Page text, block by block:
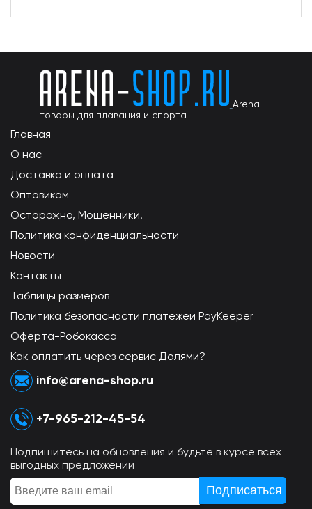
Arena-
товары для плавания и спорта
Главная
О нас
Доставка и оплата
Оптовикам
Осторожно, Мошенники!
Политика конфиденциальности
Новости
Контакты
Таблицы размеров
Политика безопасности платежей PayKeeper
Оферта-Робокасса
Как оплатить через сервис Долями?
info@arena-shop.ru
+7-965-212-45-54
Подпишитесь на обновления и будьте в курсе всех
выгодных предложений